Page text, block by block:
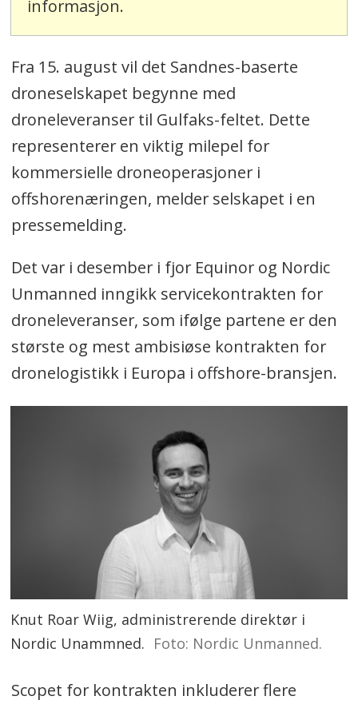
informasjon.
Fra 15. august vil det Sandnes-baserte
droneselskapet begynne med
droneleveranser til Gulfaks-feltet. Dette
representerer en viktig milepel for
kommersielle droneoperasjoner i
offshorenæringen, melder selskapet i en
pressemelding.
Det var i desember i fjor Equinor og Nordic
Unmanned inngikk servicekontrakten for
droneleveranser, som ifølge partene er den
største og mest ambisiøse kontrakten for
dronelogistikk i Europa i offshore-bransjen.
Knut Roar Wiig, administrerende direktør i
Nordic Unammned. Foto: Nordic Unmanned.
Scopet for kontrakten inkluderer flere